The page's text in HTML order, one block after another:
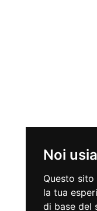
Noi
Questo
la tua
di base del